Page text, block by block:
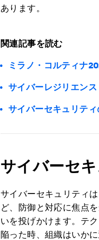
あります。
関連記事を読む
ミラノ・コルティナ
サイバーレジリエン
サイバーセキュリテ
サイバーセ
サイバーセキュリティ
ど、防御と対応に焦点
いを投げかけます。テ
陥った時、組織はいか